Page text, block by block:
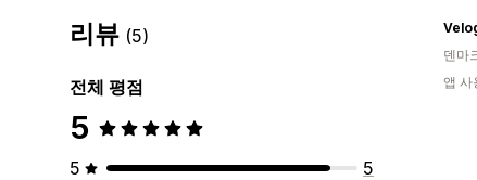
리뷰 (5)
전체 평점
5
5
5
덴마
앱 사